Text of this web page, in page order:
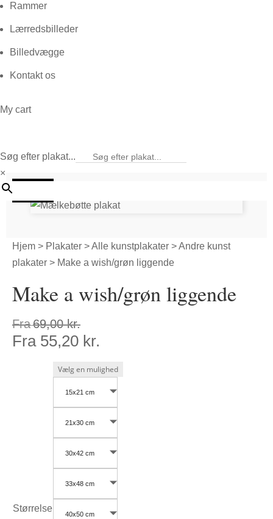
Rammer
Lærredsbilleder
Billedvægge
Kontakt os
My cart
Søg efter plakat...
×
Hjem > Plakater >Alle kunstplakater >Andre kunst
plakater > Make a wish/grøn liggende
Make a wish/grøn liggende
Fra69,00kr.
Fra 55,20 kr.
Størrelse
15x21 cm
21x30 cm
30x42 cm
33x48 cm
40x50 cm